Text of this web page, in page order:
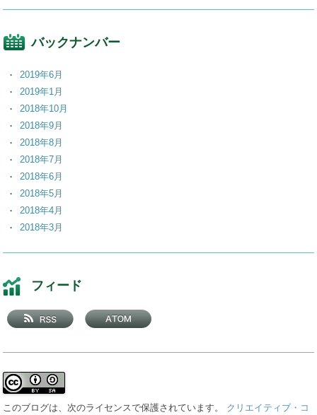
バックナンバー
2019年6月
2019年1月
2018年10月
2018年9月
2018年8月
2018年7月
2018年6月
2018年5月
2018年4月
2018年3月
2017年12月
2017年11月
2017年10月
2017年9月
2017年6月
2017年5月
フィード
このブログは、次のライセンスで保護されています。 クリエイティブ・コ